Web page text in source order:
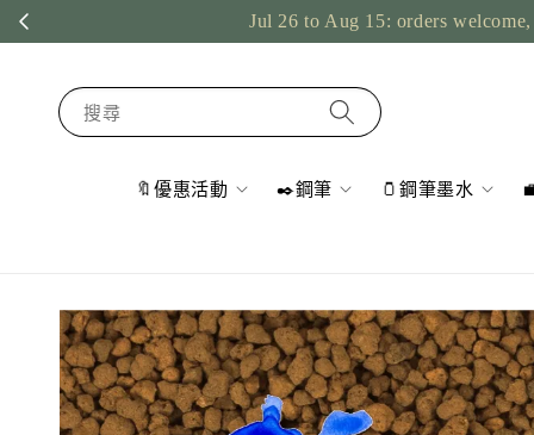
US
搜尋
🔖優惠活動 ✒️鋼筆 🫙鋼筆墨水